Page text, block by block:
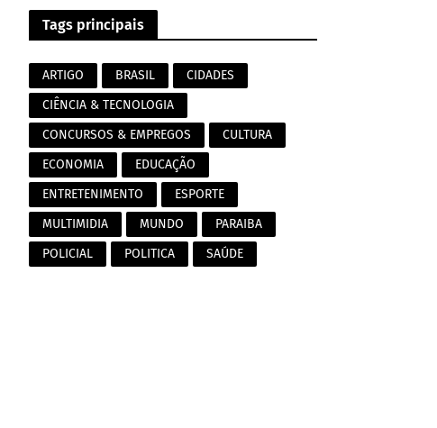
Tags principais
ARTIGO BRASIL
CIDADES
CIÊNCIA & TECNOLOGIA
CONCURSOS & EMPREGOS
CULTURA
ECONOMIA
EDUCAÇÃO
ENTRETENIMENTO
ESPORTE
MULTIMIDIA
MUNDO
PARAIBA
POLICIAL
POLITICA SAÚDE